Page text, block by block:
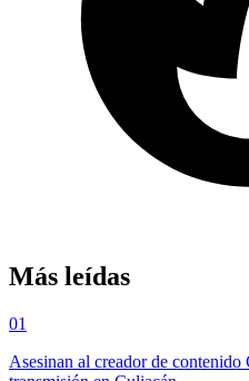
Más leídas
01
Asesinan al creador de contenido